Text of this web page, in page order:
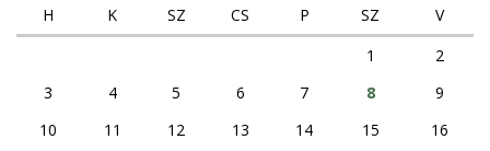
H
K SZ CS P SZ
V
1
2
3
4 5 6 7 8
9
10
11 12 13 14 15
16